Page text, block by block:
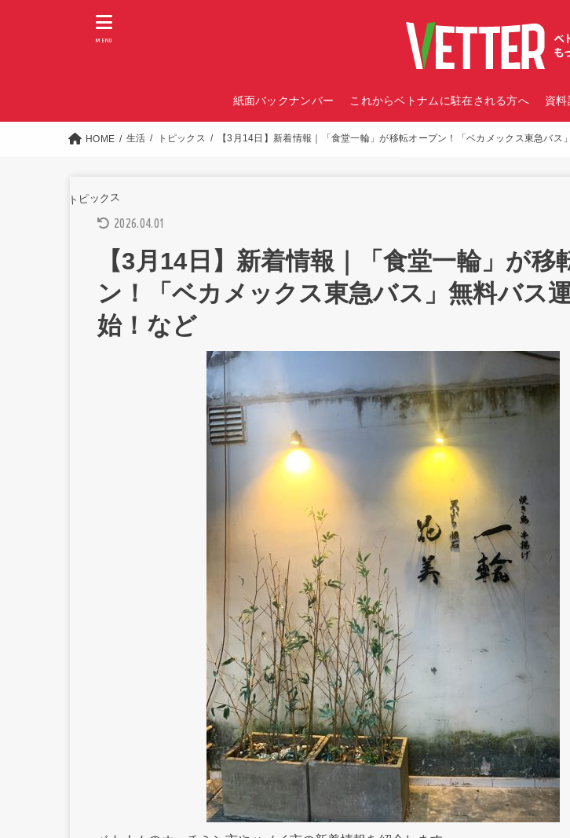
紙面バックナンバー これからベトナムに駐在される方へ 資料
MENU
HOME 生活 トピックス 【3月14日】新着情報｜「食堂一輪」が移転オープン！「ベカメックス東急バス
トピックス
2026.04.01
【3月14日】新着情報｜「食堂一輪」が移
ン！「ベカメックス東急バス」無料バス
始！など